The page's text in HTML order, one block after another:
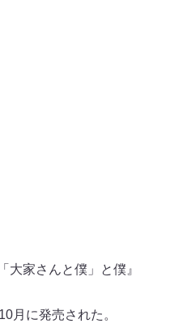
家さんと僕」と僕』
月に発売された。